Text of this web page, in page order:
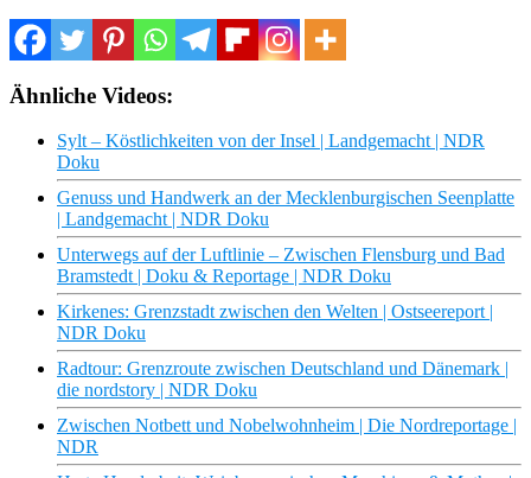
Ähnliche Videos:
Sylt – Köstlichkeiten von der Insel | Landgemacht | NDR
Doku
Genuss und Handwerk an der Mecklenburgischen Seenplatte
| Landgemacht | NDR Doku
Unterwegs auf der Luftlinie – Zwischen Flensburg und Bad
Bramstedt | Doku & Reportage | NDR Doku
Kirkenes: Grenzstadt zwischen den Welten | Ostseereport |
NDR Doku
Radtour: Grenzroute zwischen Deutschland und Dänemark |
die nordstory | NDR Doku
Zwischen Notbett und Nobelwohnheim | Die Nordreportage |
NDR